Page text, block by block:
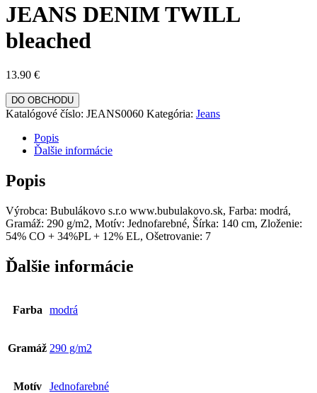
JEANS DENIM TWILL
bleached
13.90 €
DO OBCHODU
Katalógové číslo: JEANS0060 Kategória: Jeans
Popis
Ďalšie informácie
Popis
Výrobca: Bubulákovo s.r.o www.bubulakovo.sk, Farba: modrá,
Gramáž: 290 g/m2, Motív: Jednofarebné, Šírka: 140 cm, Zloženie:
54% CO + 34%PL + 12% EL, Ošetrovanie: 7
Ďalšie informácie
Farba modrá
Gramáž 290 g/m2
Motív Jednofarebné